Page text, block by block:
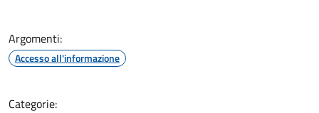
Argomenti:
Accesso all'informazione
Categorie: